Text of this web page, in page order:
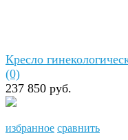
избранное сравнить
Кресло
(0)
237 850 руб.